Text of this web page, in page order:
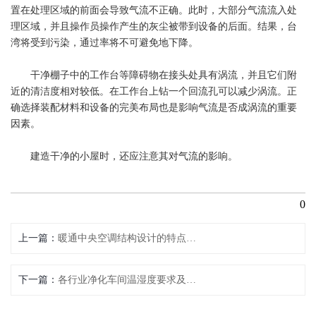
置在处理区域的前面会导致气流不正确。此时，大部分气流流入处
理区域，并且操作员操作产生的灰尘被带到设备的后面。结果，台
湾将受到污染，通过率将不可避免地下降。
干净棚子中的工作台等障碍物在接头处具有涡流，并且它们附
近的清洁度相对较低。在工作台上钻一个回流孔可以减少涡流。正
确选择装配材料和设备的完美布局也是影响气流是否成涡流的重要
因素。
建造干净的小屋时，还应注意其对气流的影响。
0
上一篇
下一篇